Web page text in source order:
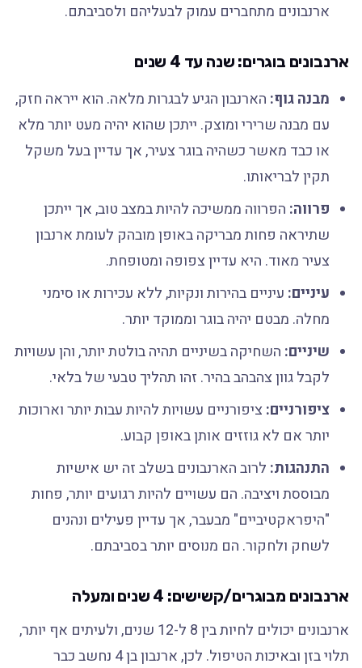
ארנבונים מתחברים עמוק לבעליהם ולסביבתם.
ארנבונים בוגרים: שנה עד 4 שנים
מבנה גוף:הארנבון הגיע לבגרות מלאה. הוא ייראה חזק,
עם מבנה שרירי ומוצק. ייתכן שהוא יהיה מעט יותר מלא
או כבד מאשר כשהיה בוגר צעיר, אך עדיין בעל משקל
תקין לבריאותו.
פרווה:הפרווה ממשיכה להיות במצב טוב, אך ייתכן
שתיראה פחות מבריקה באופן מובהק לעומת ארנבון
צעיר מאוד. היא עדיין צפופה ומטופחת.
עיניים:עיניים בהירות ונקיות, ללא עכירות או סימני
מחלה. מבטם יהיה בוגר וממוקד יותר.
שיניים:השחיקה בשיניים תהיה בולטת יותר, והן עשויות
לקבל גוון צהבהב בהיר. זהו תהליך טבעי של בלאי.
ציפורניים:ציפורניים עשויות להיות עבות יותר וארוכות
יותר אם לא גוזזים אותן באופן קבוע.
התנהגות:לרוב הארנבונים בשלב זה יש אישיות
מבוססת ויציבה. הם עשויים להיות רגועים יותר, פחות
"היפראקטיביים" מבעבר, אך עדיין פעילים ונהנים
לשחק ולחקור. הם מנוסים יותר בסביבתם.
ארנבונים מבוגרים/קשישים: 4 שנים ומעלה
ארנבונים יכולים לחיות בין 8 ל-12 שנים, ולעיתים אף יותר,
תלוי בזן ובאיכות הטיפול. לכן, ארנבון בן 4 נחשב כבר